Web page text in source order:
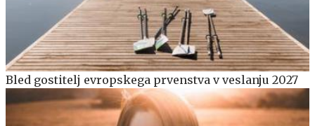
Bled gostitelj evropskega prvenstva v veslanju 2027